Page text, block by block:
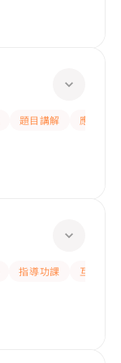
題目講解
應試策略
指導功課
互動教學